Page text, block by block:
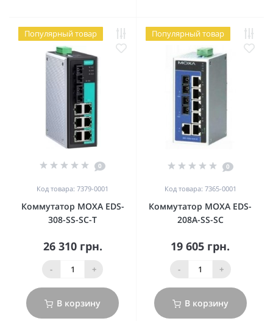
Популярный товар
0
Код товара: 7379-0001
Коммутатор MOXA EDS-
308-SS-SC-T
26 310 грн.
- +
В корзину
Популярный товар
0
Код товара: 7365-0001
Коммутатор MOXA EDS-
208A-SS-SC
19 605 грн.
- +
В корзину